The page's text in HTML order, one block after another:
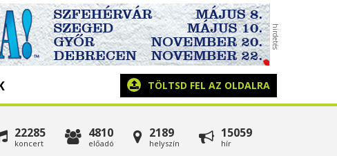
TÖLTSD FEL AZ OLDALRA
22285
koncert
4810
előadó
2189
helyszín
15059
hír